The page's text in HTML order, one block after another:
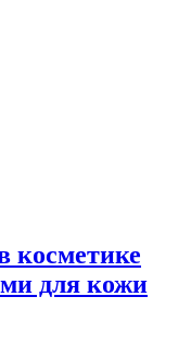
косметике
для кожи